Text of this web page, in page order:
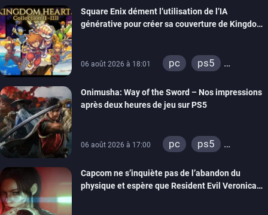
Square Enix dément l’utilisation de l’IA
générative pour créer sa couverture de Kingdom
06 août 2026 à 18:01 pc
ps5
switch 2
Onimusha: Way of the Sword – Nos impressions
après deux heures de jeu sur PS5
06 août 2026 à 17:00 pc
ps5
switch 2
Capcom ne s’inquiète pas de l’abandon du
physique et espère que Resident Evil Veronica